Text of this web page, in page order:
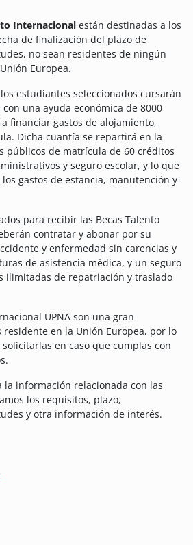
Internacional están destinadas a los
de finalización del plazo de
no sean residentes de ningún
Europea.
estudiantes seleccionados cursarán
una ayuda económica de 8000
financiar gastos de alojamiento,
Dicha cuantía se repartirá en la
públicos de matrícula de 60 créditos
y seguro escolar, y lo que
gastos de estancia, manutención y
para recibir las Becas Talento
contratar y abonar por su
y enfermedad sin carencias y
de asistencia médica, y un seguro
ilimitadas de repatriación y traslado
UPNA son una gran
en la Unión Europea, por lo
en caso que cumplas con
la información relacionada con las
los requisitos, plazo,
y otra información de interés.